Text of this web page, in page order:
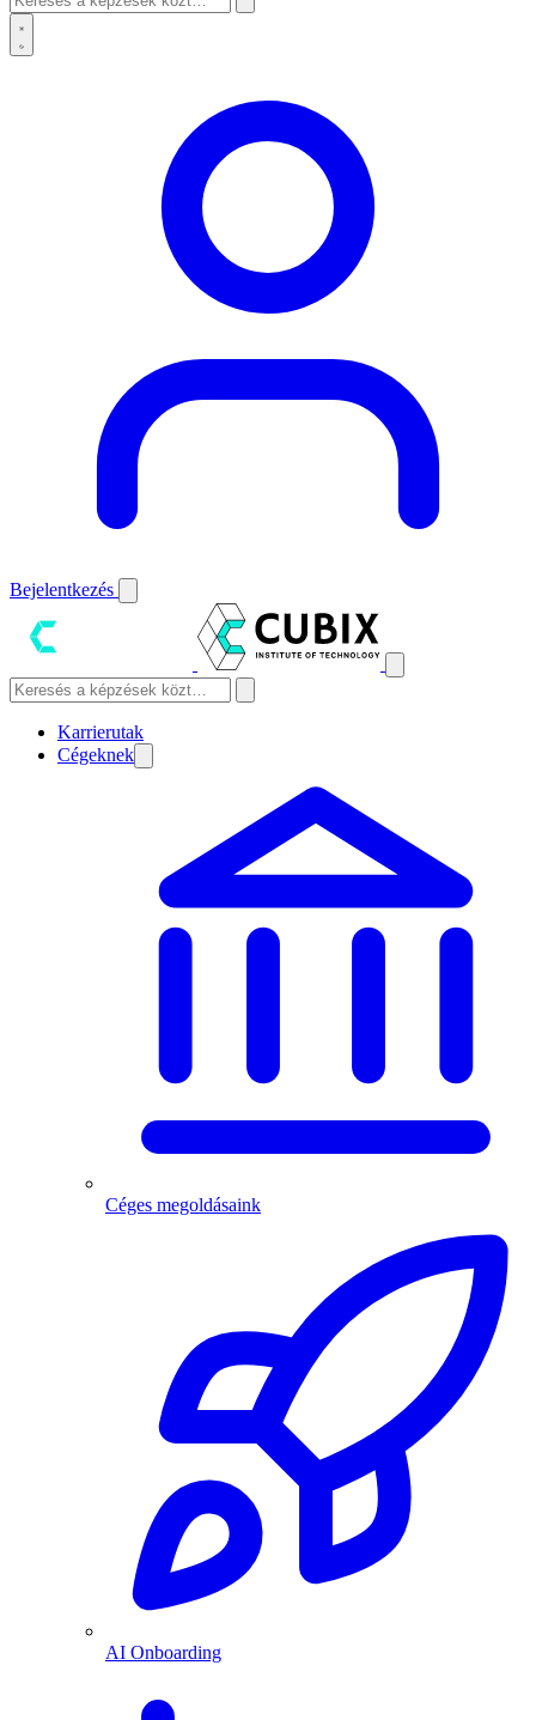
Bejelentkezés
Karrierutak
Cégeknek
Céges megoldásaink
AI Onboarding